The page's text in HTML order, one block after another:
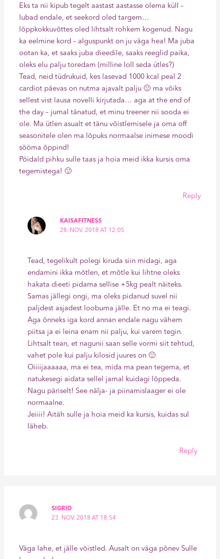
Eks ta nii kipub tegelt aastast aastasse olema küll –
lubad endale, et seekord oled targem…
lõppkokkuvõttes oled lihtsalt rohkem kogenud. Nagu
ka eelmine kord – alguspunkt on ju väga hea! Ma juba
ootan ka, et saaks juba dieedile, saaks reeglid paika,
oleks elu palju toredam (milline loll seda ütles?)
Tead, neid tüdrukuid, kes lasevad 1000 kcal peal 2
cardiot päevas on nutma ajavalt palju 🙁 ma võiks
sellest vist lausa novelli kirjutada… aga at the end of
the day – jumal tänatud, et minu treener nii sooda ei
ole. Ma ütlen asualt et tänu võistlemisele ja oma off
seasonitele olen ma lõpuks normaalse inimese moodi
sööma õppind!
Pöidald pihku sulle taas ja hoia meid ikka kursis oma
tegemistega! 🙂
Reply
KAISAFITNESS
28. NOV. 2018 AT 12:05
Tead, tegelikult polegi kiruda siin midagi, aga
endamini ikka mõtlen, et mõtle kui lihtne oleks
hakata dieeti pidama sellise +5kg pealt näiteks.
Samas jällegi ongi, ma oleks pidanud suvel nii
paljdest asjadest loobuma jälle. Et no ma ei teagi.
Aga õnneks iga kord annan endale nagu vähem
piitsa ja ei leina enam nii palju, kui varem tegin.
Lihtsalt tean, et nagunii saan selle vormi siit tehtud,
vahet pole kui palju kilosid juures on 🙂
Oiiiijaaaaaa, ma ei tea, mida ma pean tegema, et
natukesegi aidata sellel jamal kuidagi lõppeda.
Nagu päriselt! See nälja- ja piinamislaager ei ole
normaalne.
Jeiiii! Aitäh sulle ja hoia meid ka kursis, kuidas sul
läheb.
Reply
SIGRID
23. NOV. 2018 AT 18:54
Väga lahe, et jälle võistled. Ausalt on väga põnev Sulle